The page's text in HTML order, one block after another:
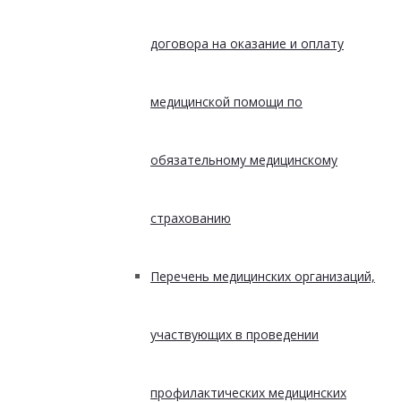
договора на оказание и оплату
медицинской помощи по
обязательному медицинскому
страхованию
Перечень медицинских организаций,
участвующих в проведении
профилактических медицинских